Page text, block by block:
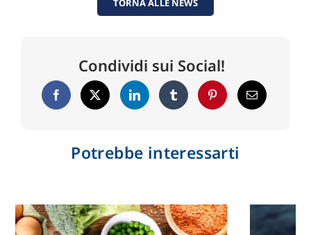
Condividi sui Social!
Potrebbe interessarti